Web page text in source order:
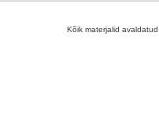
Kõik materjalid